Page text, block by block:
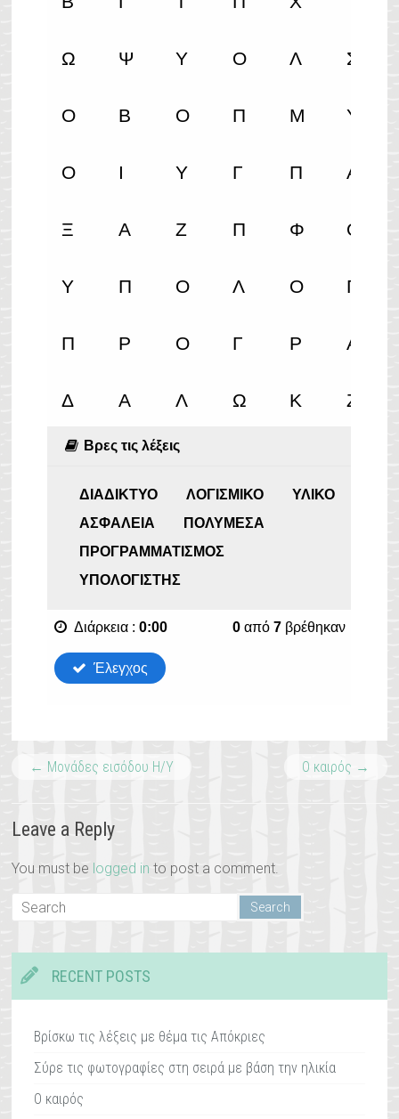
← Μονάδες εισόδου Η/Υ Ο καιρός →
Leave a Reply
You must be logged in to post a comment.
RECENT POSTS
Βρίσκω τις λέξεις με θέμα τις Απόκριες
Σύρε τις φωτογραφίες στη σειρά με βάση την ηλικία
Ο καιρός